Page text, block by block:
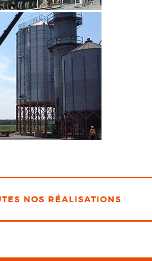
POUR AGRANDIR
NOS RÉALISATIONS